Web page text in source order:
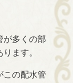
が多くの部
ます。
この配水管